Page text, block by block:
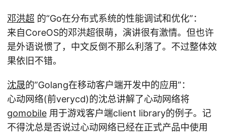
邓洪超 的“Go在分布式系统的性能调试和优化”：
来自CoreOS的邓洪超很萌，演讲很有激情。但也许
是外语说惯了，中文反倒不那么利落了。不过整体效
果依旧不错。
沈晟的”Golang在移动客户端开发中的应用”：
心动网络(前verycd)的沈总讲解了心动网络将
gomobile 用于游戏客户端client library的例子。记
不得沈总是否说过心动网络已经在正式产品中使用